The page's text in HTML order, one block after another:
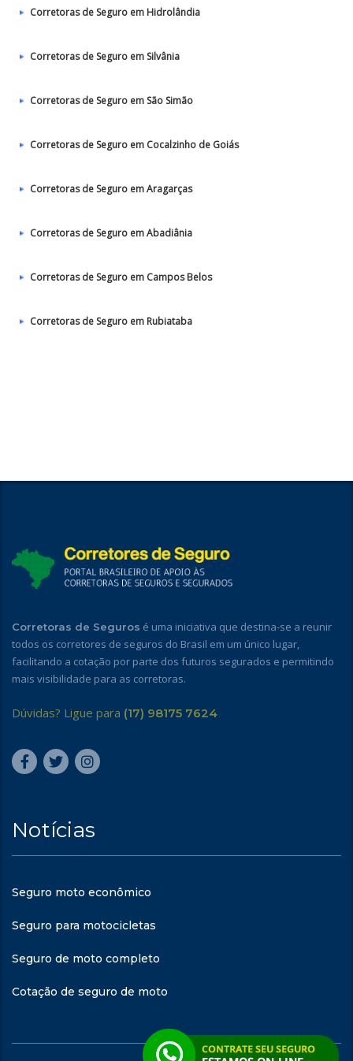
Corretoras de Seguro em Hidrolândia
Corretoras de Seguro em Silvânia
Corretoras de Seguro em São Simão
Corretoras de Seguro em Cocalzinho de Goiás
Corretoras de Seguro em Aragarças
Corretoras de Seguro em Abadiânia
Corretoras de Seguro em Campos Belos
Corretoras de Seguro em Rubiataba
Corretoras de Seguros é uma iniciativa que destina-se a reunir
todos os corretores de seguros do Brasil em um único lugar,
facilitando a cotação por parte dos futuros segurados e permitindo
mais visibilidade para as corretoras.
Dúvidas? Ligue para (17) 98175 7624
Notícias
Seguro moto econômico
Seguro para motocicletas
Seguro de moto completo
Cotação de seguro de moto